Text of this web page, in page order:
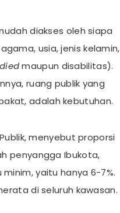
diakses oleh siapa
usia, jenis kelamin,
maupun disabilitas).
ruang publik yang
adalah kebutuhan.
menyebut proporsi
penyangga Ibukota,
yaitu hanya 6-7%.
di seluruh kawasan.